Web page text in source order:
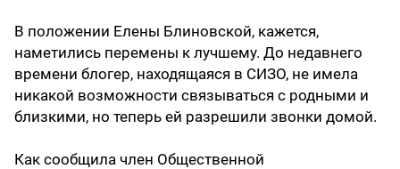
В положении Елены Блиновской, кажется,
наметились перемены к лучшему. До недавнего
времени блогер, находящаяся в СИЗО, не имела
никакой возможности связываться с родными и
близкими, но теперь ей разрешили звонки домой.
Как сообщила член Общественной